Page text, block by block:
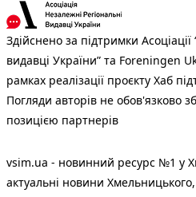
Здійснено за підтримки
видавці України” та Foreningen
рамках реалізації проєкту Хаб
Погляди авторів не обов'язково
позицією партнерів
vsim.ua - новинний ресурс №1 у
актуальні новини Хмельницького,